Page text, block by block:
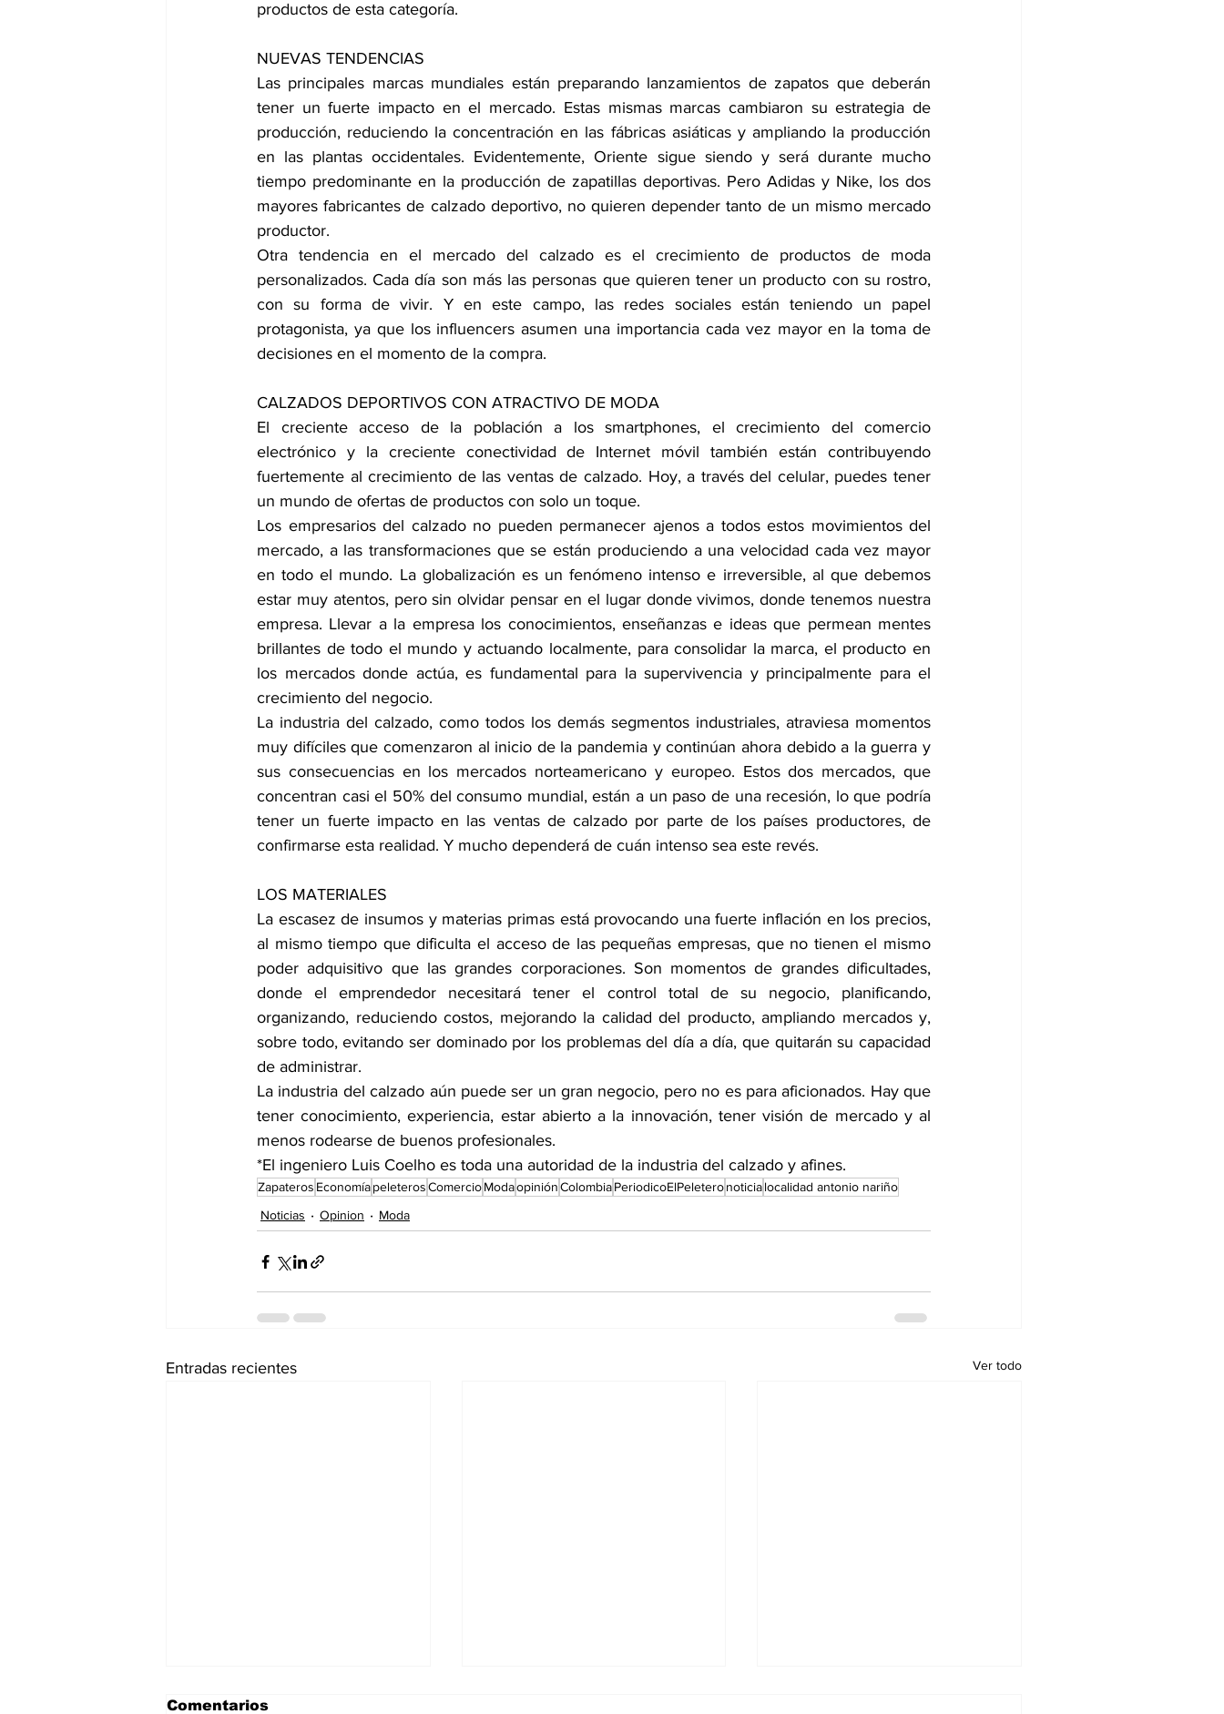
productos de esta categoría.
NUEVAS TENDENCIAS
Las principales marcas mundiales están preparando lanzamientos de zapatos que deberán
tener un fuerte impacto en el mercado. Estas mismas marcas cambiaron su estrategia de
producción, reduciendo la concentración en las fábricas asiáticas y ampliando la producción
en las plantas occidentales. Evidentemente, Oriente sigue siendo y será durante mucho
tiempo predominante en la producción de zapatillas deportivas. Pero Adidas y Nike, los dos
mayores fabricantes de calzado deportivo, no quieren depender tanto de un mismo mercado
productor.
Otra tendencia en el mercado del calzado es el crecimiento de productos de moda
personalizados. Cada día son más las personas que quieren tener un producto con su rostro,
con su forma de vivir. Y en este campo, las redes sociales están teniendo un papel
protagonista, ya que los influencers asumen una importancia cada vez mayor en la toma de
decisiones en el momento de la compra.
CALZADOS DEPORTIVOS CON ATRACTIVO DE MODA
El creciente acceso de la población a los smartphones, el crecimiento del comercio
electrónico y la creciente conectividad de Internet móvil también están contribuyendo
fuertemente al crecimiento de las ventas de calzado. Hoy, a través del celular, puedes tener
un mundo de ofertas de productos con solo un toque.
Los empresarios del calzado no pueden permanecer ajenos a todos estos movimientos del
mercado, a las transformaciones que se están produciendo a una velocidad cada vez mayor
en todo el mundo. La globalización es un fenómeno intenso e irreversible, al que debemos
estar muy atentos, pero sin olvidar pensar en el lugar donde vivimos, donde tenemos nuestra
empresa. Llevar a la empresa los conocimientos, enseñanzas e ideas que permean mentes
brillantes de todo el mundo y actuando localmente, para consolidar la marca, el producto en
los mercados donde actúa, es fundamental para la supervivencia y principalmente para el
crecimiento del negocio.
La industria del calzado, como todos los demás segmentos industriales, atraviesa momentos
muy difíciles que comenzaron al inicio de la pandemia y continúan ahora debido a la guerra y
sus consecuencias en los mercados norteamericano y europeo. Estos dos mercados, que
concentran casi el 50% del consumo mundial, están a un paso de una recesión, lo que podría
tener un fuerte impacto en las ventas de calzado por parte de los países productores, de
confirmarse esta realidad. Y mucho dependerá de cuán intenso sea este revés.
LOS MATERIALES
La escasez de insumos y materias primas está provocando una fuerte inflación en los precios,
al mismo tiempo que dificulta el acceso de las pequeñas empresas, que no tienen el mismo
poder adquisitivo que las grandes corporaciones. Son momentos de grandes dificultades,
donde el emprendedor necesitará tener el control total de su negocio, planificando,
organizando, reduciendo costos, mejorando la calidad del producto, ampliando mercados y,
sobre todo, evitando ser dominado por los problemas del día a día, que quitarán su capacidad
de administrar.
La industria del calzado aún puede ser un gran negocio, pero no es para aficionados. Hay que
tener conocimiento, experiencia, estar abierto a la innovación, tener visión de mercado y al
menos rodearse de buenos profesionales.
*El ingeniero Luis Coelho es toda una autoridad de la industria del calzado y afines.
Zapateros EconomíapeleterosComercioModaopiniónColombiaPeriodicoElPeleteronoticialocalidad antonio nariño
Noticias
Opinion Moda
Entradas recientes Ver todo
Comentarios